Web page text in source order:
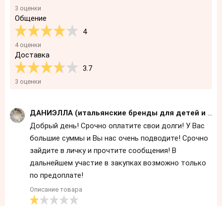
3 оценки
Общение
4
4 оценки
Доставка
3.7
3 оценки
ДАНИЭЛЛА (итальянские бренды для детей и взрослых)
Добрый день! Срочно оплатите свои долги! У Вас
большие суммы и Вы нас очень подводите! Срочно
зайдите в личку и прочтите сообщения! В
дальнейшем участие в закупках возможно только
по предоплате!
Описание товара